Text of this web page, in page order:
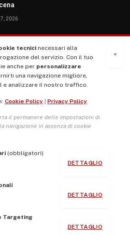
7, 2026
×
tecnici necessari alla
del servizio. Con il tuo
anche per personalizzare
una navigazione migliore,
e analizzare il nostro traffico.
Cookie Policy Privacy Policy
il permanere delle impostazioni di
navigazione in assenza di cookie
(obbligatori)
DETTAGLIO
DETTAGLIO
Targeting
DETTAGLIO